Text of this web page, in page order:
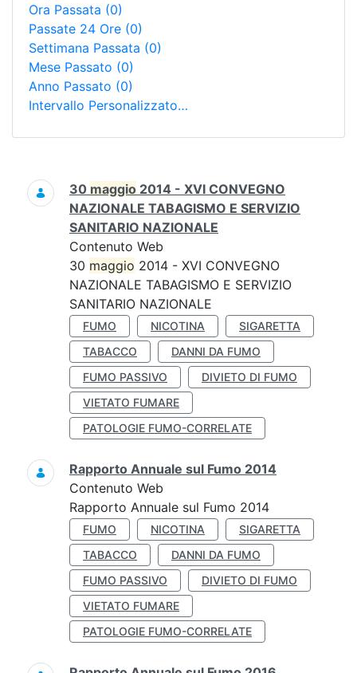
Ora Passata (0)
Passate 24 Ore (0)
Settimana Passata (0)
Mese Passato (0)
Anno Passato (0)
Intervallo Personalizzato…
Ricerca
30 maggio 2014 - XVI CONVEGNO
NAZIONALE TABAGISMO E SERVIZIO
SANITARIO NAZIONALE
Contenuto Web
30 maggio 2014 - XVI CONVEGNO
NAZIONALE TABAGISMO E SERVIZIO
SANITARIO NAZIONALE
FUMO NICOTINA
SIGARETTA
TABACCO
DANNI DA FUMO
FUMO PASSIVO
DIVIETO DI FUMO
VIETATO FUMARE
PATOLOGIE FUMO-CORRELATE
Rapporto Annuale sul Fumo 2014
Contenuto Web
Rapporto Annuale sul Fumo 2014
FUMO NICOTINA
SIGARETTA
TABACCO
DANNI DA FUMO
FUMO PASSIVO
DIVIETO DI FUMO
VIETATO FUMARE
PATOLOGIE FUMO-CORRELATE